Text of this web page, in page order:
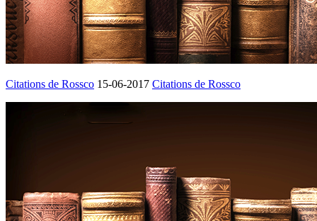
Citations de Rossco 15-06-2017 Citations de Rossco